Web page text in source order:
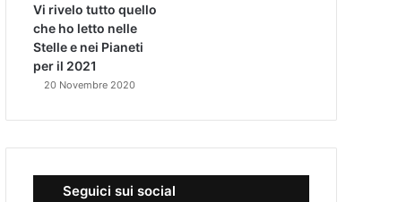
Vi rivelo tutto quello
che ho letto nelle
Stelle e nei Pianeti
per il 2021
20 Novembre 2020
Seguici sui social